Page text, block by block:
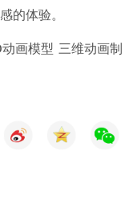
的体验。
动画模型 三维动画制